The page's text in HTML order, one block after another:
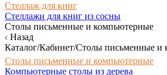
Стеллаж для книг
Стеллажи для книг из сосны
Столы письменные и компьютерные
Назад
Каталог/Кабинет/Столы письменные и
Столы письменные и компьютерные
Компьютерные столы из дерева